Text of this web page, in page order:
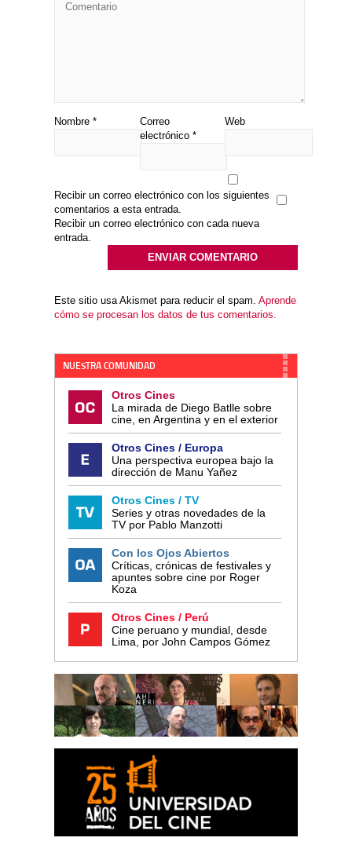
Nombre *
Correo
electrónico *
Web
Recibir un correo electrónico con los siguientes
comentarios a esta entrada.
Recibir un correo electrónico con cada nueva
entrada.
Este sitio usa Akismet para reducir el spam. Aprende
cómo se procesan los datos de tus comentarios.
NUESTRA COMUNIDAD
Otros Cines
La mirada de Diego Batlle sobre
cine, en Argentina y en el exterior
Otros Cines / Europa
Una perspectiva europea bajo la
dirección de Manu Yañez
Otros Cines / TV
Series y otras novedades de la
TV por Pablo Manzotti
Con los Ojos Abiertos
Críticas, crónicas de festivales y
apuntes sobre cine por Roger
Koza
Otros Cines / Perú
Cine peruano y mundial, desde
Lima, por John Campos Gómez